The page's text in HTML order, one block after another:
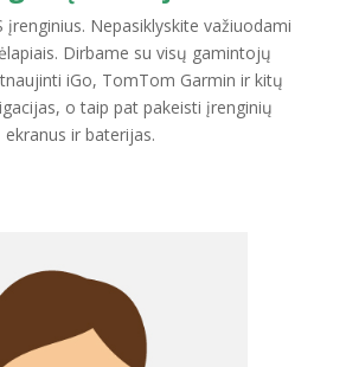
įrenginius. Nepasiklyskite važiuodami
Dirbame su visų gamintojų
iGo, TomTom Garmin ir kitų
o taip pat pakeisti įrenginių
ekranus ir baterijas.